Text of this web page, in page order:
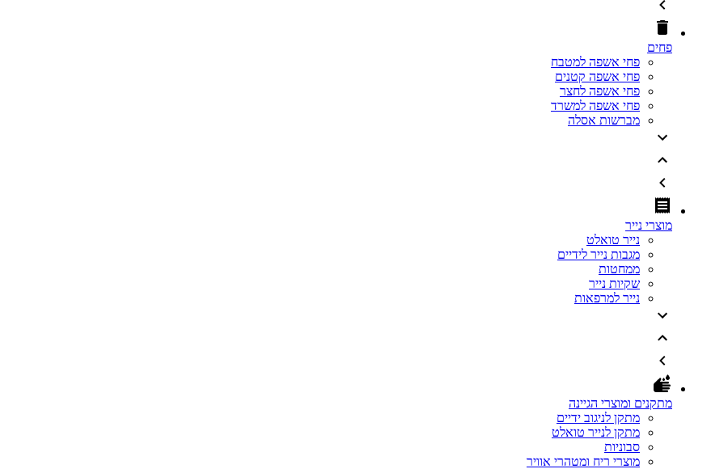
פחים
פחי אשפה למטבח
פחי אשפה קטנים
פחי אשפה לחצר
פחי אשפה למשרד
מברשות אסלה
מוצרי נייר
נייר טואלט
מגבות נייר לידיים
ממחטות
שקיות נייר
נייר למרפאות
מתקנים ומוצרי הגיינה
מתקן לניגוב ידיים
מתקן לנייר טואלט
סבוניות
מוצרי ריח ומטהרי אוויר